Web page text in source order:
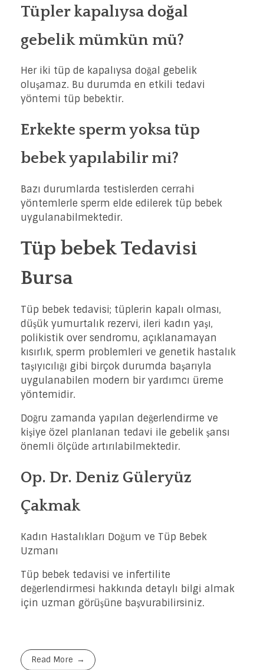
Tüpler kapalıysa doğal
gebelik mümkün mü?
Her iki tüp de kapalıysa doğal gebelik
oluşamaz. Bu durumda en etkili tedavi
yöntemi tüp bebektir.
Erkekte sperm yoksa tüp
bebek yapılabilir mi?
Bazı durumlarda testislerden cerrahi
yöntemlerle sperm elde edilerek tüp bebek
uygulanabilmektedir.
Tüp bebek Tedavisi
Bursa
Tüp bebek tedavisi; tüplerin kapalı olması,
düşük yumurtalık rezervi, ileri kadın yaşı,
polikistik over sendromu, açıklanamayan
kısırlık, sperm problemleri ve genetik hastalık
taşıyıcılığı gibi birçok durumda başarıyla
uygulanabilen modern bir yardımcı üreme
yöntemidir.
Doğru zamanda yapılan değerlendirme ve
kişiye özel planlanan tedavi ile gebelik şansı
önemli ölçüde artırılabilmektedir.
Op. Dr. Deniz Güleryüz
Çakmak
Kadın Hastalıkları Doğum ve Tüp Bebek
Uzmanı
Tüp bebek tedavisi ve infertilite
değerlendirmesi hakkında detaylı bilgi almak
için uzman görüşüne başvurabilirsiniz.
Read More